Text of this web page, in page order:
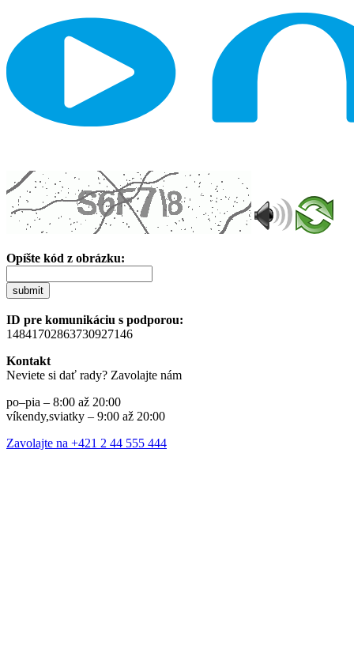
Opíšte kód z obrázku:
submit
ID pre komunikáciu s podporou:
14841702863730927146
Kontakt
Neviete si dať rady? Zavolajte nám
po–pia – 8:00 až 20:00
víkendy,sviatky – 9:00 až 20:00
Zavolajte na +421 2 44 555 444